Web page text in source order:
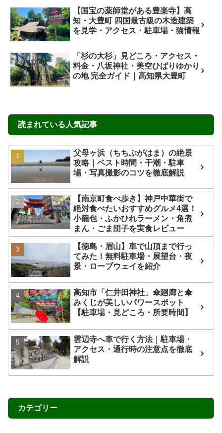
【国宝の薬師堂がある豊楽寺】高
知・大豊町 四国最古級の木造建築
を見学・アクセス・駐車場・猫情報
「杉の大杉」見どころ・アクセス・
料金・八坂神社・美空ひばりゆかり
の地 完全ガイド｜高知県大豊町
読まれている人気記事
父母ヶ浜（ちちぶがはま）の絶景
攻略｜ベスト時間・干潮・駐車
場・写真撮影のコツを徹底解説
【南京町食べ歩き】神戸中華街で
絶対食べたいおすすめグルメ4選！
小籠包・ふかひれラーメン・角煮
まん・ごま団子を実食レビュー
【徳島・眉山】車で山頂まで行っ
てみた！無料駐車場・展望台・夜
景・ロープウェイを紹介
高知市「仁井田神社」傘廻廊と傘
みくじが美しいパワースポット
【駐車場・見どころ・所要時間】
雲辺寺へ車で行く方法｜駐車場・
アクセス・通行時の注意点を徹底
解説
カテゴリー